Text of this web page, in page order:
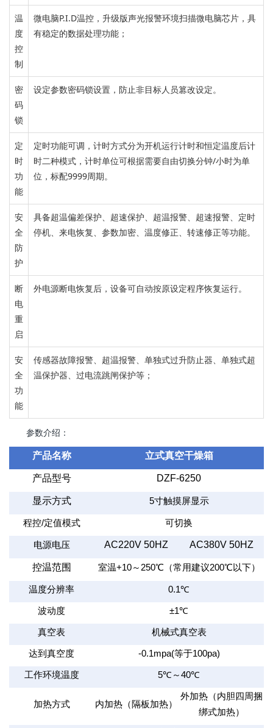
温
度
控
制
微电脑P.I.D温控， 升级版声光报警环境扫描微电脑芯片， 具
有稳定的数据处理功能；
密
码
锁
设定参数密码锁设置，防止非目标人员篡改设定。
定
时
功
能
定时功能可调， 计时方式分为开机运行计时和恒定温度后计
时二种模式，计时单位可根据需要自由切换分钟/小时为单
位，标配9999周期。
安
全
防
护
具备超温偏差保护、超速保护、超温报警、超速报警、定时
停机、来电恢复、参数加密、温度修正、转速修正等功能。
断
电
重
启
外电源断电恢复后， 设备可自动按原设定程序恢复运行。
安
全
功
能
传感器故障报警、超温报警、单独式过升防止器、单独式超
温保护器、过电流跳闸保护等；
参数介绍：
产品名称 立式真空干燥箱
产品型号 DZF-6250
显示方式 5寸触摸屏显示
程控/定值模式 可切换
电源电压 AC220V 50HZ AC380V 50HZ
控温范围 室温+10～ 250℃（常用建议200℃以下）
温度分辨率 0.1℃
波动度 ±1℃
真空表 机械式真空表
达到真空度 -0.1mpa(等于100pa)
工作环境温度 5℃～40℃
加热方式 内加热（隔板加热）
外加热（内胆四周捆
绑式加热）